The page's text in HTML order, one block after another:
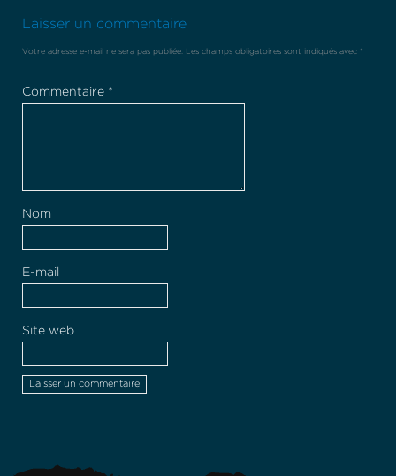
Laisser un commentaire
Votre adresse e-mail ne sera pas publiée. Les champs obligatoires sont indiqués avec *
Commentaire *
Nom
E-mail
Site web